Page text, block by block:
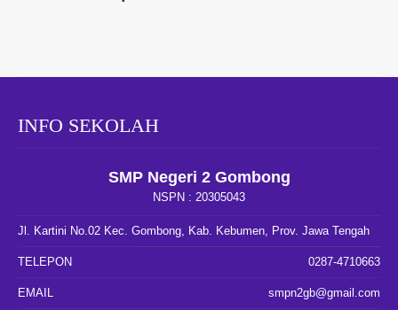
INFO SEKOLAH
SMP Negeri 2 Gombong
NSPN : 20305043
Jl. Kartini No.02 Kec. Gombong, Kab. Kebumen, Prov. Jawa Tengah
TELEPON 0287-4710663
EMAIL smpn2gb@gmail.com